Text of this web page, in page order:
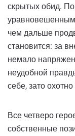
скрытых обид.
чем дальше
становится: за
немало
неудобной
себе, зато
Все четверо
собственные